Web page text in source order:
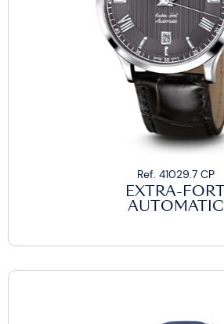
Ref. 41029.7 CP
EXTRA-FORT
AUTOMATIC